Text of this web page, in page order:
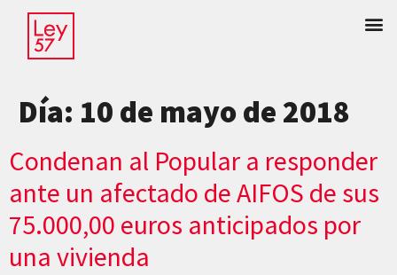
Día: 10 de mayo de 2018
Condenan al Popular a responder
ante un afectado de AIFOS de sus
75.000,00 euros anticipados por
una vivienda